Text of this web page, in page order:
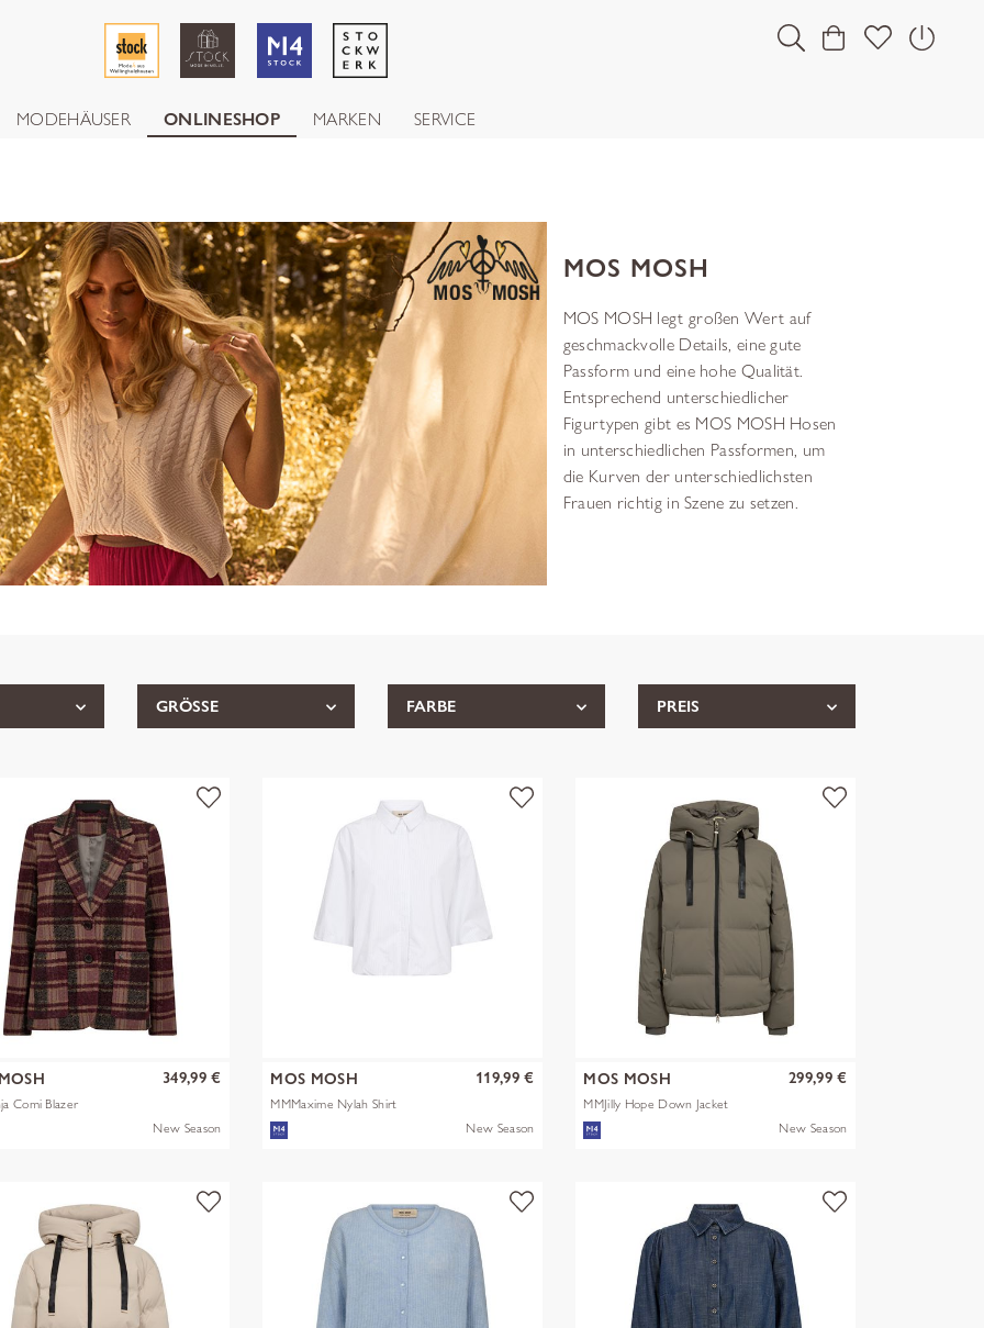
MODEHÄUSER ONLINESHOP MARKEN SERVICE
MOS MOSH
MOS MOSH legt großen Wert auf
geschmackvolle Details, eine gute
Passform und eine hohe Qualität.
Entsprechend unterschiedlicher
Figurtypen gibt es MOS MOSH Hosen
in unterschiedlichen Passformen, um
die Kurven der unterschiedlichsten
Frauen richtig in Szene zu setzen.
GRÖSSE FARBE PREIS
Comi Blazer
349,99 €
New Season
MOS MOSH
MMMaxime Nylah Shirt
119,99 €
New Season
MOS MOSH
MMJilly Hope Down Jacket
299,99 €
New Season